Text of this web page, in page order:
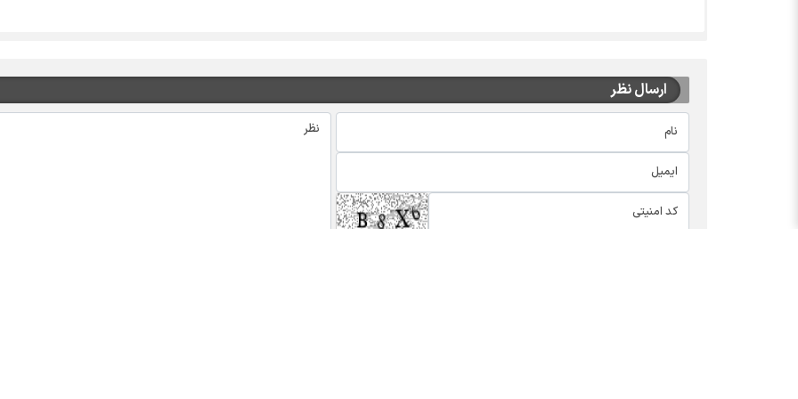
ارسال نظر